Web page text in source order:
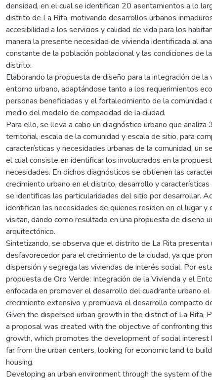
densidad, en el cual se identifican 20 asentamientos a lo
distrito de La Rita, motivando desarrollos urbanos
accesibilidad a los servicios y calidad de vida para los
manera la presente necesidad de vivienda identificada al
constante de la población poblacional y las condiciones de
distrito.
Elaborando la propuesta de diseño para la integración de la
entorno urbano, adaptándose tanto a los requerimientos
personas beneficiadas y el fortalecimiento de la comunidad
medio del modelo de compacidad de la ciudad.
Para ello, se lleva a cabo un diagnóstico urbano que analiza
territorial, escala de la comunidad y escala de sitio, para
características y necesidades urbanas de la comunidad, un
el cual consiste en identificar los involucrados en la
necesidades. En dichos diagnósticos se obtienen las
crecimiento urbano en el distrito, desarrollo y características
se identificas las particularidades del sitio por desarrollar.
identifican las necesidades de quienes residen en el lugar y
visitan, dando como resultado en una propuesta de diseño
arquitectónico.
Sintetizando, se observa que el distrito de La Rita presenta
desfavorecedor para el crecimiento de la ciudad, ya que
dispersión y segrega las viviendas de interés social. Por
propuesta de Oro Verde: Integración de la Vivienda y el
enfocada en promover el desarrollo del cuadrante urbano el
crecimiento extensivo y promueva el desarrollo compacto
Given the dispersed urban growth in the district of La Rita,
a proposal was created with the objective of confronting
growth, which promotes the development of social interest
far from the urban centers, looking for economic land to
housing.
Developing an urban environment through the system of